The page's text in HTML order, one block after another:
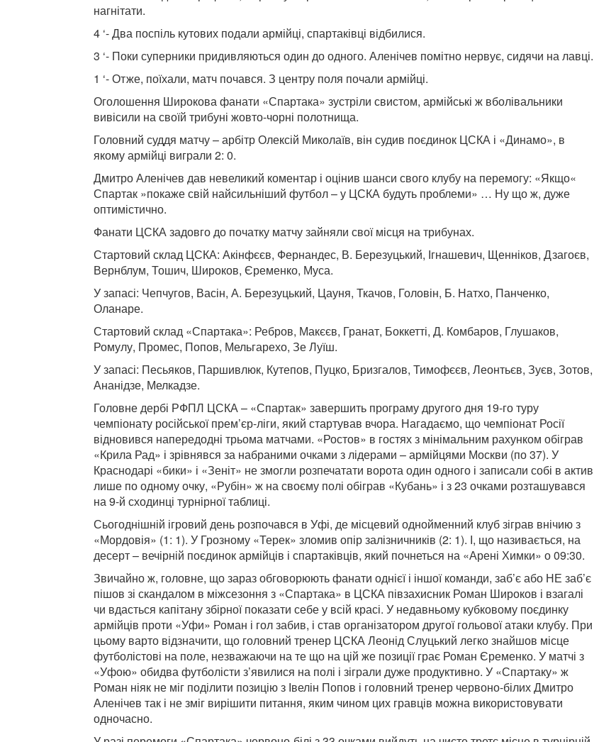
нагнітати.
4 ‘- Два поспіль кутових подали армійці, спартаківці відбилися.
3 ‘- Поки суперники придивляються один до одного. Аленічев помітно нервує, сидячи на лавці.
1 ‘- Отже, поїхали, матч почався. З центру поля почали армійці.
Оголошення Широкова фанати «Спартака» зустріли свистом, армійські ж вболівальники
вивісили на своїй трибуні жовто-чорні полотнища.
Головний суддя матчу – арбітр Олексій Миколаїв, він судив поєдинок ЦСКА і «Динамо», в
якому армійці виграли 2: 0.
Дмитро Аленічев дав невеликий коментар і оцінив шанси свого клубу на перемогу: «Якщо«
Спартак »покаже свій найсильніший футбол – у ЦСКА будуть проблеми» … Ну що ж, дуже
оптимістично.
Фанати ЦСКА задовго до початку матчу зайняли свої місця на трибунах.
Стартовий склад ЦСКА: Акінфєєв, Фернандес, В. Березуцький, Ігнашевич, Щенніков, Дзагоєв,
Вернблум, Тошич, Широков, Єременко, Муса.
У запасі: Чепчугов, Васін, А. Березуцький, Цауня, Ткачов, Головін, Б. Натхо, Панченко,
Оланаре.
Стартовий склад «Спартака»: Ребров, Макєєв, Гранат, Боккетті, Д. Комбаров, Глушаков,
Ромулу, Промес, Попов, Мельгарехо, Зе Луїш.
У запасі: Песьяков, Паршивлюк, Кутепов, Пуцко, Бризгалов, Тимофєєв, Леонтьєв, Зуєв, Зотов,
Ананідзе, Мелкадзе.
Головне дербі РФПЛ ЦСКА – «Спартак» завершить програму другого дня 19-го туру
чемпіонату російської прем’єр-ліги, який стартував вчора. Нагадаємо, що чемпіонат Росії
відновився напередодні трьома матчами. «Ростов» в гостях з мінімальним рахунком обіграв
«Крила Рад» і зрівнявся за набраними очками з лідерами – армійцями Москви (по 37). У
Краснодарі «бики» і «Зеніт» не змогли розпечатати ворота один одного і записали собі в актив
лише по одному очку, «Рубін» ж на своєму полі обіграв «Кубань» і з 23 очками розташувався
на 9-й сходинці турнірної таблиці.
Сьогоднішній ігровий день розпочався в Уфі, де місцевий однойменний клуб зіграв внічию з
«Мордовія» (1: 1). У Грозному «Терек» зломив опір залізничників (2: 1). І, що називається, на
десерт – вечірній поєдинок армійців і спартаківців, який почнеться на «Арені Химки» о 09:30.
Звичайно ж, головне, що зараз обговорюють фанати однієї і іншої команди, заб’є або НЕ заб’є
пішов зі скандалом в міжсезоння з «Спартака» в ЦСКА півзахисник Роман Широков і взагалі
чи вдасться капітану збірної показати себе у всій красі. У недавньому кубковому поєдинку
армійців проти «Уфи» Роман і гол забив, і став організатором другої гольової атаки клубу. При
цьому варто відзначити, що головний тренер ЦСКА Леонід Слуцький легко знайшов місце
футболістові на поле, незважаючи на те що на цій же позиції грає Роман Єременко. У матчі з
«Уфою» обидва футболісти з’явилися на полі і зіграли дуже продуктивно. У «Спартаку» ж
Роман ніяк не міг поділити позицію з Івелін Попов і головний тренер червоно-білих Дмитро
Аленічев так і не зміг вирішити питання, яким чином цих гравців можна використовувати
одночасно.